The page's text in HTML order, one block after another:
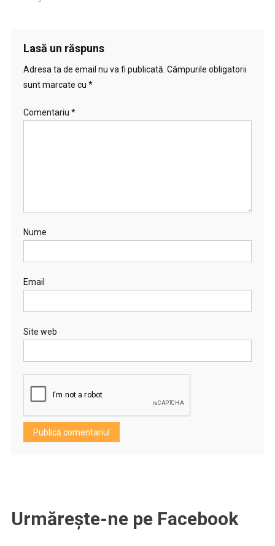
Lasă un răspuns
Adresa ta de email nu va fi publicată. Câmpurile obligatorii
sunt marcate cu *
Comentariu *
Nume
Email
Site web
Urmărește-ne pe Facebook